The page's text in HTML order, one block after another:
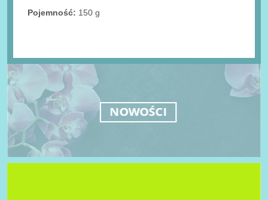
Pojemność: 150 g